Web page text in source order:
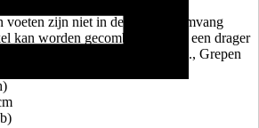
voeten zijn niet in de leveringsomvang
kan worden gecombineerd met een drager
met beide tegelijk te combineren., Grepen
inbegrepen.